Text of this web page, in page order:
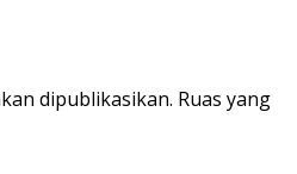
dipublikasikan. Ruas yang